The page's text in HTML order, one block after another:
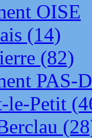
OISE
(14)
(82)
PAS-
le-Petit